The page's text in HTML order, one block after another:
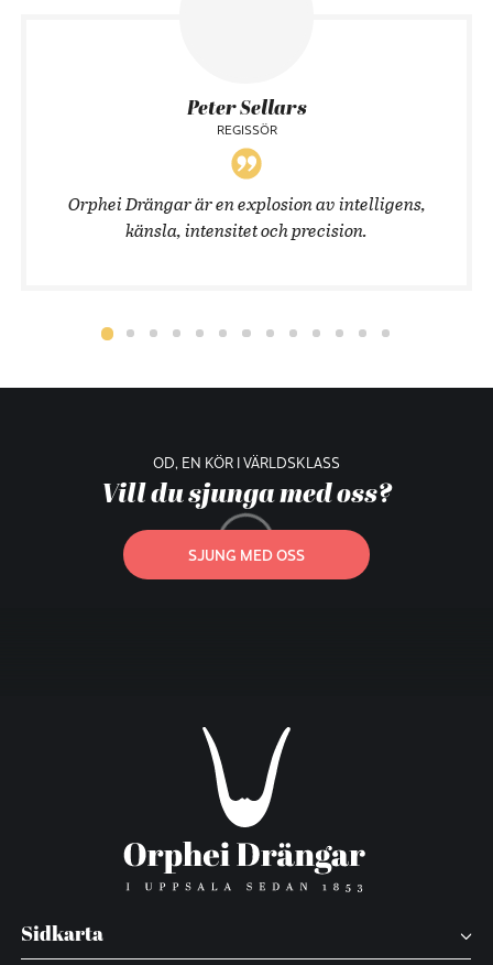
Peter Sellars
REGISSÖR
Orphei Drängar är en explosion av intelligens,
känsla, intensitet och precision.
OD, EN KÖR I VÄRLDSKLASS
Vill du sjunga med oss?
SJUNG MED OSS
Sidkarta